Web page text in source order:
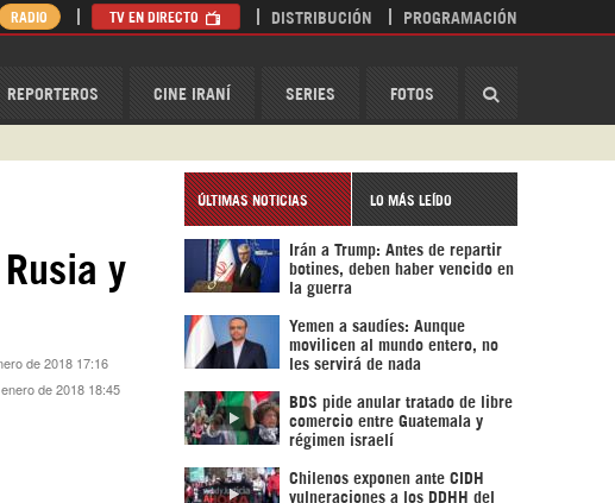
REPORTEROS CINE IRANÍ SERIES FOTOS
RADIO TV EN DIRECTO DISTRIBUCIÓN PROGRAMACIÓN
Rusia y
de 2018 17:16
de 2018 18:45
ÚLTIMAS NOTICIAS LO MÁS LEÍDO
Irán a Trump: Antes de repartir
botines, deben haber vencido en
la guerra
Yemen a saudíes: Aunque
movilicen al mundo entero, no
les servirá de nada
BDS pide anular tratado de libre
comercio entre Guatemala y
régimen israelí
Chilenos exponen ante CIDH
vulneraciones a los DDHH del